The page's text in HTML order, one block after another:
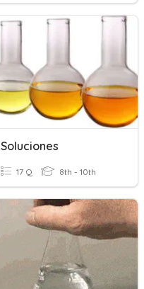
Soluciones
17 Q 8th - 10th